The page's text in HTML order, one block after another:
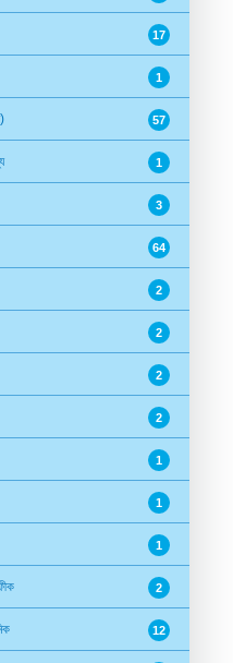
17
1
57
1
3
64
2
2
2
2
1
1
1
2
12